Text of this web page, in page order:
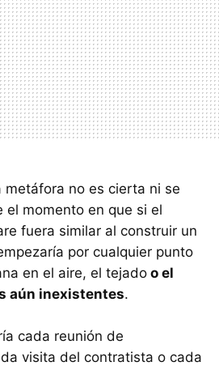
metáfora no es cierta ni se
el momento en que si el
fuera similar al construir un
por cualquier punto
en el aire, el tejado o el
aún inexistentes.
cada reunión de
visita del contratista o cada